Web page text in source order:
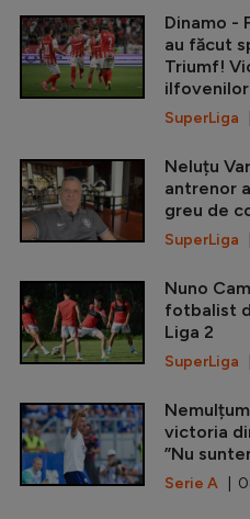
Dinamo -
au făcut
Triumf!
ilfovenilor
SuperLiga
Neluțu
antrenor
greu de
SuperLiga
Nuno
fotbalist
Liga 2
SuperLiga
victoria
”Nu
Serie A |